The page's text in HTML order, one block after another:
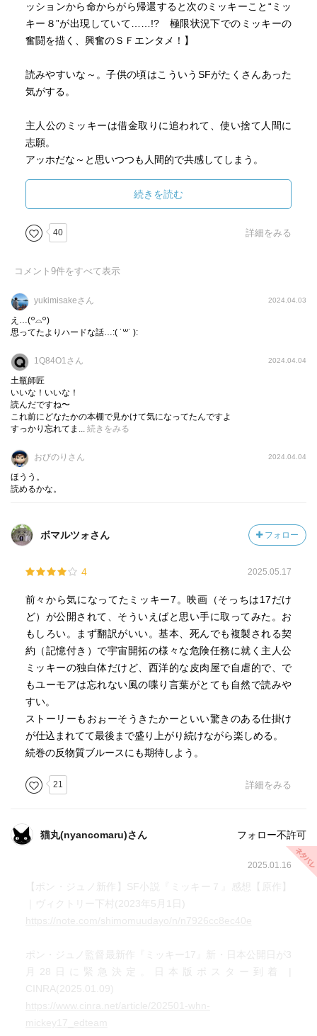
ッションから命からがら帰還すると次のミッキーこと“ミッ
キー８”が出現していて……!? 極限状況下でのミッキーの
奮闘を描く、興奮のＳＦエンタメ！】
読みやすいな～。子供の頃はこういうSFがたくさんあった
気がする。
主人公のミッキーは借金取りに追われて、使い捨て人間に
志願。
アッホだな～と思いつつも人間的で共感してしまう。
ラの造りはぞんざいになってしまいがちたが、シニカル目
線なミッキーには好感が持てます。
エンタメではありますが、生命を作ること、他の星を開拓
マもしっかりあります。
特に主題となるのは個の同一性でしょう。
テセウスの船というパラドックスを用いて説明され、考え
させられるものがあります。
「人類が槍や家や飛行機や宇宙線を開発することになった
理由は、普通の動物でいることが下手だったからだ。」
これも良い得て妙です。
主要登場人物も６人しかいないので、海外物ＳＦが苦手な
オチにもうひとひねりあったらな～。
★３，５です。
既に映画化も決まっているようで「Ｍｉｃｋeｙ１７」のタ
る。もう公開済みなのかな？
筋は分かっているので観る気はないが、大型のムカデ型生
命体のシーンだけはちょっと観たい。
怖いもの見たさで。
kemukemuさんのレビューを読んで、おもしろそうだな～
と思って借りてみた１冊です。
ありがとうございましたm(__)m
続きを読む
40 詳細をみる
コメント 9件をすべて表示
yukimisakeさん 2024.04.03
え…(꒪⌓꒪)
思ってたよりハードな話…:( ˙꒳​˙ ):
1Q84O1さん 2024.04.04
土瓶師匠
いいな！いいな！
読んだですね〜
これ前にどなたかの本棚で見かけて気になってたんですよ
すっかり忘れてま... 続きをみる
おびのりさん 2024.04.04
ほうう。
読めるかな。
ボマルツォさん フォロー
4 2025.05.17
前々から気になってたミッキー7。映画（そっちは17だけ
ど）が公開されて、そういえばと思い手に取ってみた。お
もしろい。まず翻訳がいい。基本、死んでも複製される契
約（記憶付き）で宇宙開拓の様々な危険任務に就く主人公
ミッキーの独白体だけど、西洋的な皮肉屋で自虐的で、で
もユーモアは忘れない風の喋り言葉がとても自然で読みや
すい。
ストーリーもおぉーそうきたかーといい驚きのある仕掛け
が仕込まれてて最後まで盛り上がり続けながら楽しめる。
続巻の反物質ブルースにも期待しよう。
21 詳細をみる
猫丸(nyancomaru)さん フォロー不許可
2025.01.16
【ポン・ジュノ新作】SF小説『ミッキー７』感想【原作】
｜ヴィクトリー下村(2023年5月1日)
ポン・ジュノ監督最新作『ミッキー17』新・日本公開日が3
月28日に緊急決定。日本版ポスター到着 |
CINRA(2025.01.09)